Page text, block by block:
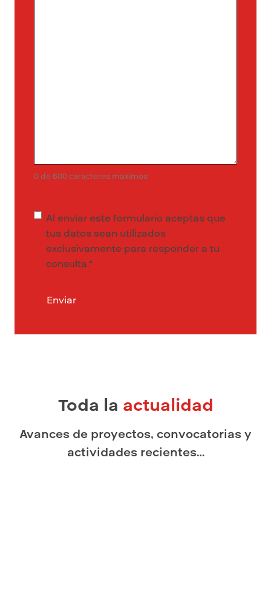
0 de 600 caracteres máximos
Consentimiento*
Al enviar este formulario aceptas que
tus datos sean utilizados
exclusivamente para responder a tu
consulta.*
Toda la actualidad
Avances de proyectos, convocatorias y
actividades recientes…